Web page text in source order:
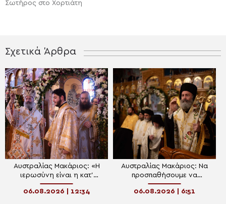
Σωτήρος στο Χορτιάτη
Σχετικά Άρθρα
Αυστραλίας Μακάριος: «Η
ιερωσύνη είναι η κατ’
εξοχήν μεταμορφωτική
δύναμη μέσα σε έναν κόσμο
06.08.2026 | 12:34
Αυστραλίας Μακάριος: Να
προσπαθήσουμε να
μεταμορφωθούμε
πνευματικά και να υποστούμε
06.08.2026 | 6:51